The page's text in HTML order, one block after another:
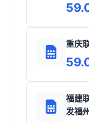
重庆
福建
发福